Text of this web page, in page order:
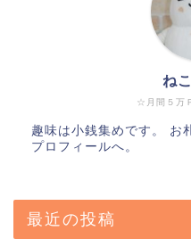
☆月間５万
ね
趣味は小銭集めです。 お
プロフィールへ。
最近の投稿